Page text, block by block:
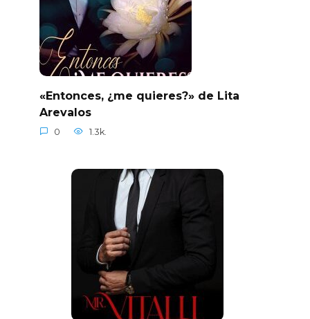
«Entonces, ¿me quieres?» de Lita
Arevalos
0 1.3k.